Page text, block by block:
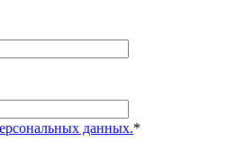
данных.*